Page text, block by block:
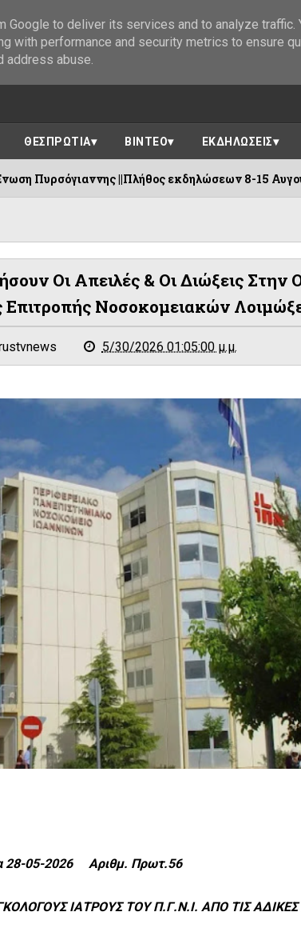
ΘΕΣΠΡΩΤΙΑ ΒΙΝΤΕΟ ΕΚΔΗΛΩΣΕΙΣ
||Πλήθος εκδηλώσεων 8-15 Αυγούστου!
Οι Απειλές & Οι Διώξεις
Επιτροπής Νοσοκομειακών
5/30/2026 01:05:00 μ.μ.
28-05-2026 Αριθμ. Πρωτ.56
ΙΑΤΡΟΥΣ ΤΟΥ Π.Γ.Ν.Ι. ΑΠΟ ΤΙΣ ΑΔΙΚΕΣ
to deliver its services and to analyze traffic.
with performance and security metrics to ensure
address abuse.